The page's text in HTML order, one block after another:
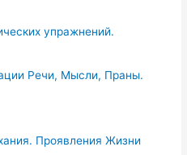
упражнений.
Речи, Мысли, Праны.
Проявления Жизни